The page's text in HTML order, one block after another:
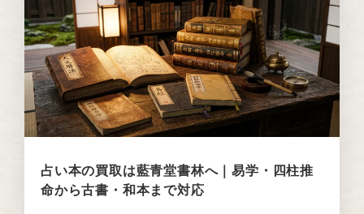
占い本の買取は藍青堂書林へ｜易学・四柱推
命から古書・和本まで対応